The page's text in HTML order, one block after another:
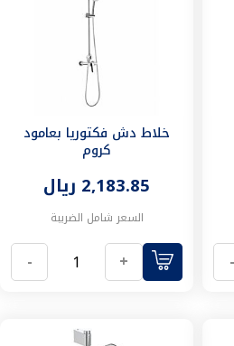
-
خلاط دش فكتوريا بعامود
كروم
2,183.85 ريال
السعر شامل الضريبة
+
-